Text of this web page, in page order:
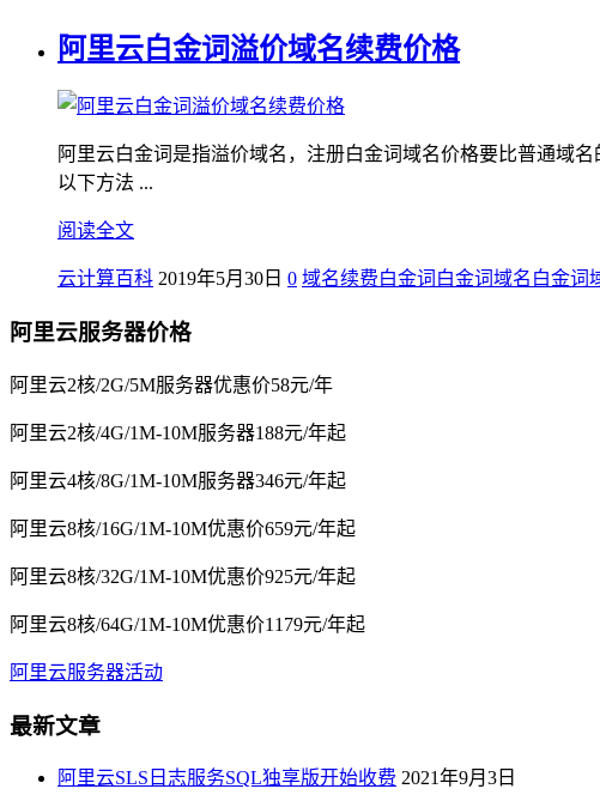
阿里云白金词溢价域名续费价格
阿里云白金词是指溢价域名，注册白金词域名价格要比普通域
以下方法 ...
阅读全文
云计算百科 2019年5月30日 0 域名续费白金词 白金词域名 白金词
阿里云服务器价格
阿里云2核/2G/5M服务器优惠价58元/年
阿里云2核/4G/1M-10M服务器188元/年起
阿里云4核/8G/1M-10M服务器346元/年起
阿里云8核/16G/1M-10M优惠价659元/年起
阿里云8核/32G/1M-10M优惠价925元/年起
阿里云8核/64G/1M-10M优惠价1179元/年起
阿里云服务器活动
最新文章
阿里云SLS日志服务SQL独享版开始收费 2021年9月3日